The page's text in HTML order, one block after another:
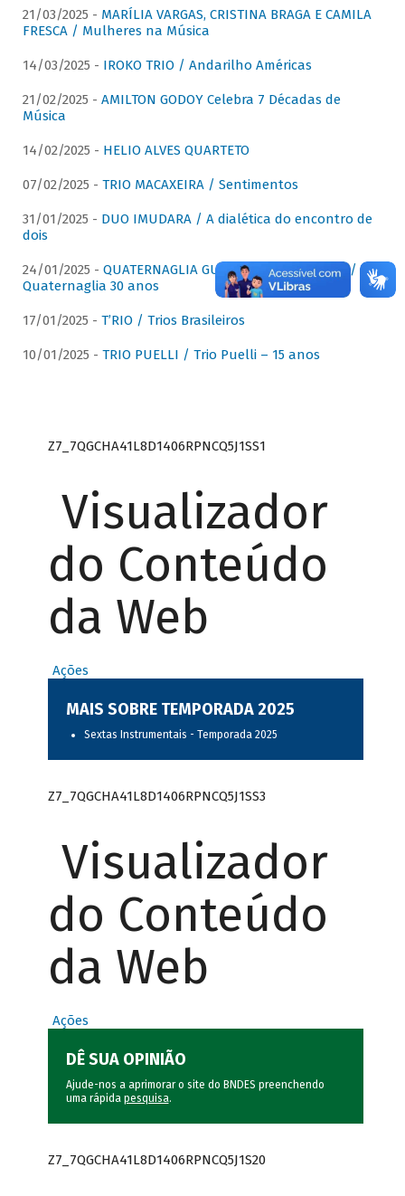
21/03/2025 - MARÍLIA VARGAS, CRISTINA BRAGA E CAMILA
FRESCA / Mulheres na Música
14/03/2025 - IROKO TRIO / Andarilho Américas
21/02/2025 - AMILTON GODOY Celebra 7 Décadas de
Música
14/02/2025 - HELIO ALVES QUARTETO
07/02/2025 - TRIO MACAXEIRA / Sentimentos
31/01/2025 - DUO IMUDARA / A dialética do encontro de
dois
24/01/2025 - QUATERNAGLIA GUITAR QUARTET (QGQ) /
Quaternaglia 30 anos
17/01/2025 - T’RIO / Trios Brasileiros
10/01/2025 - TRIO PUELLI / Trio Puelli – 15 anos
Z7_7QGCHA41L8D1406RPNCQ5J1SS1
Visualizador
do Conteúdo
da Web
Ações
MAIS SOBRE TEMPORADA 2025
Sextas Instrumentais - Temporada 2025
Z7_7QGCHA41L8D1406RPNCQ5J1SS3
Visualizador
do Conteúdo
da Web
Ações
DÊ SUA OPINIÃO
Ajude-nos a aprimorar o site do BNDES preenchendo
uma rápida pesquisa.
Z7_7QGCHA41L8D1406RPNCQ5J1S20